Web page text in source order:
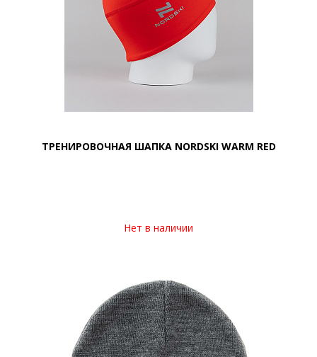
ТРЕНИРОВОЧНАЯ ШАПКА NORDSKI WARM RED
Нет в наличии